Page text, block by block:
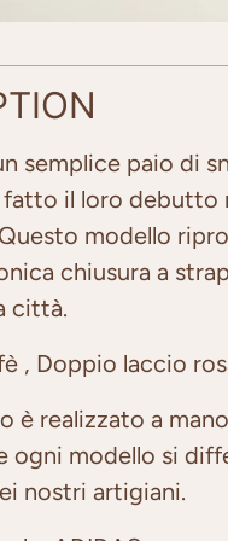
semplice paio di
fatto il loro debutto
modello
chiusura a
città.
, Doppio laccio
realizzato a
ogni modello si
nostri artigiani.